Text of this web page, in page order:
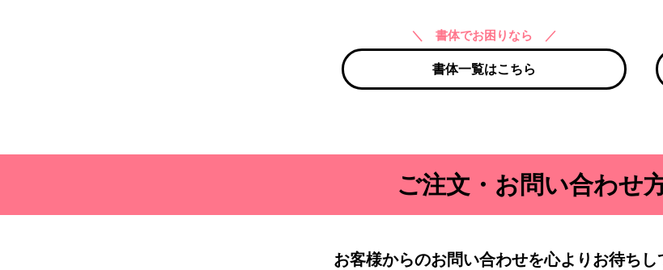
＼ 書体でお困りなら ／
書体一覧はこちら
ご注文・お問い合わせ
お客様からのお問い合わせを心よりお待ちし